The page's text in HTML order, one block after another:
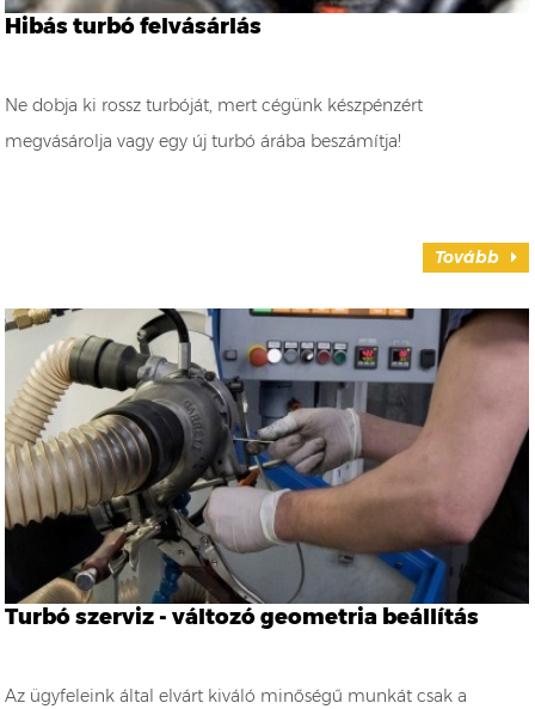
Hibás turbó felvásárlás
Ne dobja ki rossz turbóját, mert cégünk készpénzért
megvásárolja vagy egy új turbó árába beszámítja!
Tovább
Turbó szerviz - változó geometria beállítás
Az ügyfeleink által elvárt kiváló minőségű munkát csak a